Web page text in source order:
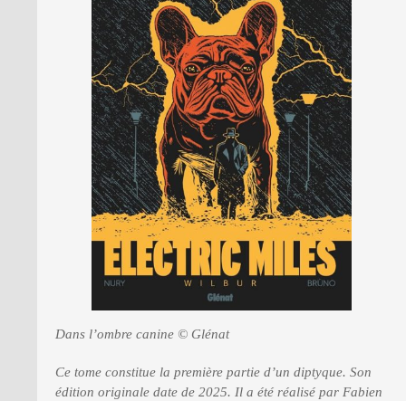
Dans l’ombre canine © Glénat
Ce tome constitue la première partie d’un diptyque. Son
édition originale date de 2025. Il a été réalisé par Fabien